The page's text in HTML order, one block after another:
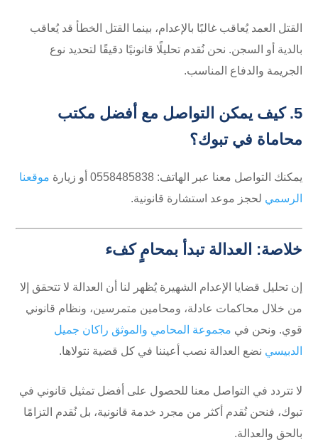
القتل العمد يُعاقب غالبًا بالإعدام، بينما القتل الخطأ قد يُعاقب
بالدية أو السجن. نحن نُقدم تحليلًا قانونيًا دقيقًا لتحديد نوع
الجريمة والدفاع المناسب.
5. كيف يمكن التواصل مع
أفضل مكتب
محاماة في تبوك؟
يمكنك التواصل معنا عبر الهاتف: 0558485838 أو زيارة
موقعنا
الرسمي لحجز موعد استشارة قانونية.
خلاصة: العدالة تبدأ بمحامٍ كفء
إن تحليل قضايا الإعدام الشهيرة يُظهر لنا أن العدالة لا تتحقق إلا
من خلال محاكمات عادلة، ومحامين متمرسين، ونظام قانوني
قوي. ونحن في مجموعة المحامي والموثق راكان جميل
الدبيسي نضع العدالة نصب أعيننا في كل قضية نتولاها.
لا تتردد في التواصل معنا للحصول على أفضل تمثيل قانوني في
تبوك، فنحن نُقدم أكثر من مجرد خدمة قانونية، بل نُقدم التزامًا
بالحق والعدالة.